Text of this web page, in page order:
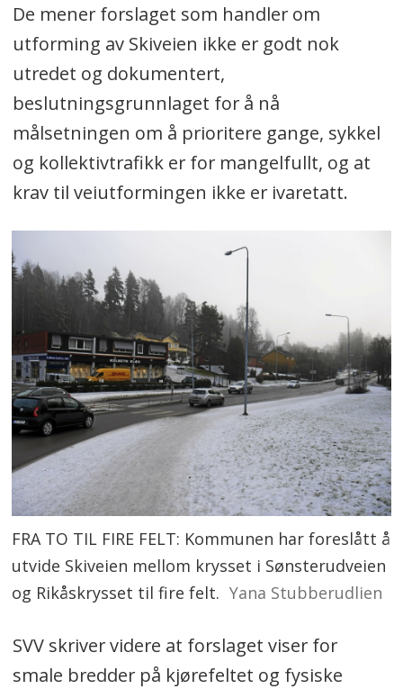
De mener forslaget som handler om
utforming av Skiveien ikke er godt nok
utredet og dokumentert,
beslutningsgrunnlaget for å nå
målsetningen om å prioritere gange, sykkel
og kollektivtrafikk er for mangelfullt, og at
krav til veiutformingen ikke er ivaretatt.
FRA TO TIL FIRE FELT: Kommunen har foreslått å
utvide Skiveien mellom krysset i Sønsterudveien
og Rikåskrysset til fire felt. Yana Stubberudlien
SVV skriver videre at forslaget viser for
smale bredder på kjørefeltet og fysiske